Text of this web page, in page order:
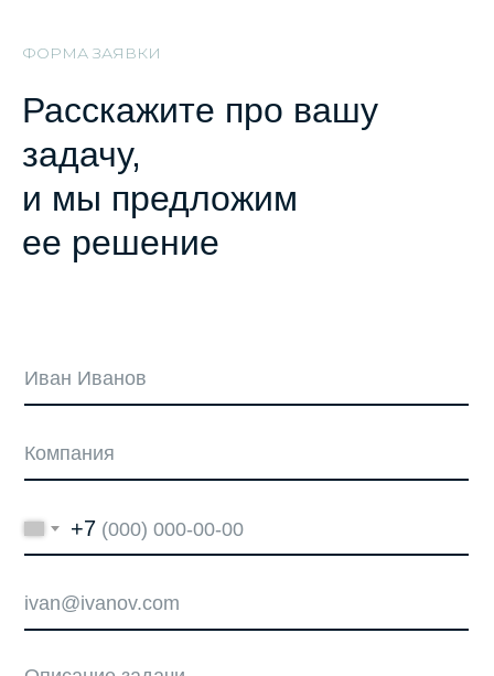
+7
ФОРМА ЗАЯВКИ
Расскажите про вашу
задачу,
и мы предложим
ее решение